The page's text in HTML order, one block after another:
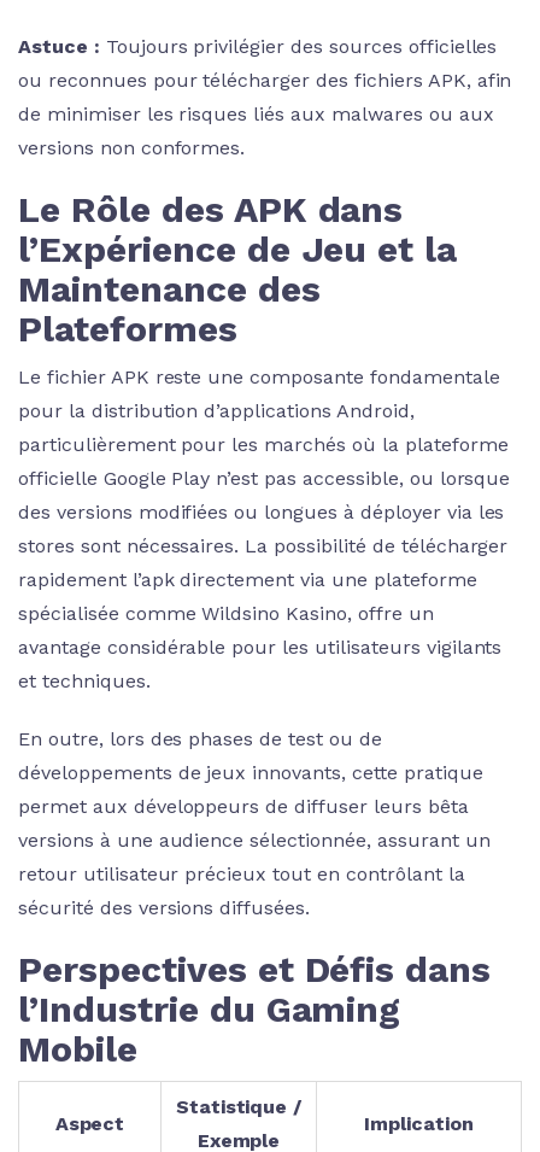
Astuce : Toujours privilégier des sources officielles
ou reconnues pour télécharger des fichiers APK, afin
de minimiser les risques liés aux malwares ou aux
versions non conformes.
Le Rôle des APK dans
l’Expérience de Jeu et la
Maintenance des
Plateformes
Le fichier APK reste une composante fondamentale
pour la distribution d’applications Android,
particulièrement pour les marchés où la plateforme
officielle Google Play n’est pas accessible, ou lorsque
des versions modifiées ou longues à déployer via les
stores sont nécessaires. La possibilité de télécharger
rapidement l’apk directement via une plateforme
spécialisée comme Wildsino Kasino, offre un
avantage considérable pour les utilisateurs vigilants
et techniques.
En outre, lors des phases de test ou de
développements de jeux innovants, cette pratique
permet aux développeurs de diffuser leurs bêta
versions à une audience sélectionnée, assurant un
retour utilisateur précieux tout en contrôlant la
sécurité des versions diffusées.
Perspectives et Défis dans
l’Industrie du Gaming
Mobile
Aspect
Statistique /
Exemple
Implication